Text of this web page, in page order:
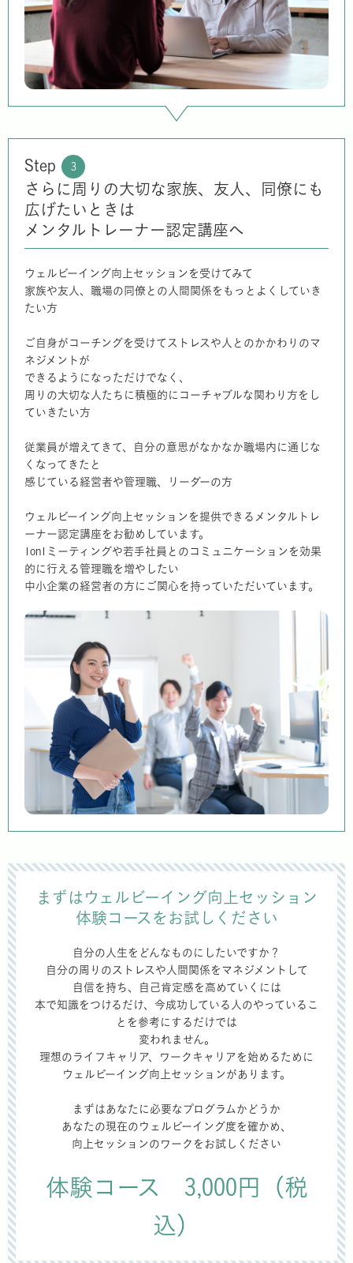
Step 3
さらに周りの大切な家族、友人、同僚にも
広げたいときは
メンタルトレーナー認定講座へ
ウェルビーイング向上セッションを受けてみて
家族や友人、職場の同僚との人間関係をもっとよくしていき
たい方
ご自身がコーチングを受けてストレスや人とのかかわりのマ
ネジメントが
できるようになっただけでなく、
周りの大切な人たちに積極的にコーチャブルな関わり方をし
ていきたい方
従業員が増えてきて、自分の意思がなかなか職場内に通じな
くなってきたと
感じている経営者や管理職、リーダーの方
ウェルビーイング向上セッションを提供できるメンタルトレ
ーナー認定講座をお勧めしています。
1on1ミーティングや若手社員とのコミュニケーションを効果
的に行える管理職を増やしたい
中小企業の経営者の方にご関心を持っていただいています。
まずはウェルビーイング向上セッション
体験コースをお試しください
自分の人生をどんなものにしたいですか？
自分の周りのストレスや人間関係をマネジメントして
自信を持ち、自己肯定感を高めていくには
本で知識をつけるだけ、今成功している人のやっているこ
とを参考にするだけでは
変われません。
理想のライフキャリア、ワークキャリアを始めるために
ウェルビーイング向上セッションがあります。
まずはあなたに必要なプログラムかどうか
あなたの現在のウェルビーイング度を確かめ、
向上セッションのワークをお試しください
体験コース 3,000円（税
込）